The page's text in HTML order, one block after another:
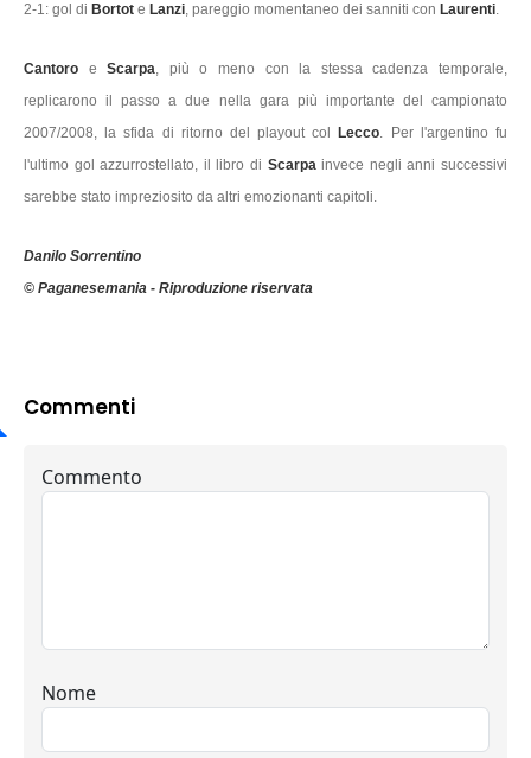
2-1: gol di Bortot e Lanzi, pareggio momentaneo dei sanniti con Laurenti.
Cantoro eScarpa, più o meno con la stessa cadenza temporale,
replicarono il passo a due nella gara più importante del campionato
2007/2008, la sfida di ritorno del playout col
Lecco. Per l'argentino fu
l'ultimo gol azzurrostellato, il libro di Scarpainvece negli anni successivi
sarebbe stato impreziosito da altri emozionanti capitoli.
Danilo Sorrentino
© Paganesemania - Riproduzione riservata
Commenti